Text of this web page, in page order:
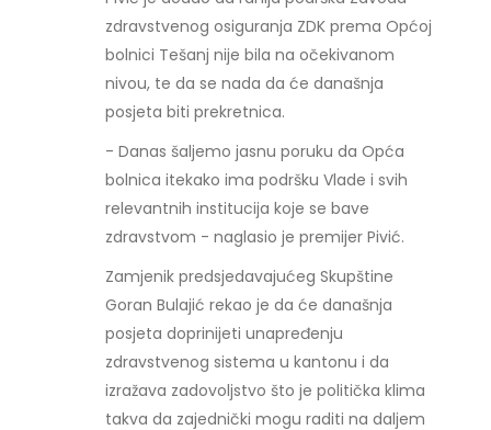
zdravstvenog osiguranja ZDK prema Općoj
bolnici Tešanj nije bila na očekivanom
nivou, te da se nada da će današnja
posjeta biti prekretnica.
- Danas šaljemo jasnu poruku da Opća
bolnica itekako ima podršku Vlade i svih
relevantnih institucija koje se bave
zdravstvom - naglasio je premijer Pivić.
Zamjenik predsjedavajućeg Skupštine
Goran Bulajić rekao je da će današnja
posjeta doprinijeti unapređenju
zdravstvenog sistema u kantonu i da
izražava zadovoljstvo što je politička klima
takva da zajednički mogu raditi na daljem